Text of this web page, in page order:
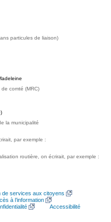
particules de liaison)
comté (MRC)
la municipalité
par exemple :
routière, on écrirait, par exemple :
de services aux citoyens
à l’information
Accessibilité